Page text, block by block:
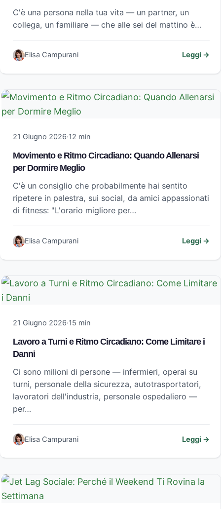
C'è una persona nella tua vita — un partner, un
collega, un familiare — che alle sei del mattino è…
Elisa Campurani Leggi →
21 Giugno 2026·12 min
Movimento e Ritmo Circadiano: Quando Allenarsi
per Dormire Meglio
C'è un consiglio che probabilmente hai sentito
ripetere in palestra, sui social, da amici appassionati
di fitness: "L'orario migliore per…
Elisa Campurani Leggi →
21 Giugno 2026·15 min
Lavoro a Turni e Ritmo Circadiano: Come Limitare i
Danni
Ci sono milioni di persone — infermieri, operai su
turni, personale della sicurezza, autotrasportatori,
lavoratori dell'industria, personale ospedaliero —
per…
Elisa Campurani Leggi →